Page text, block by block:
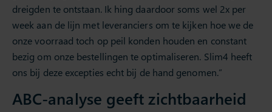
dreigden te ontstaan. Ik hing daardoor soms wel 2x per
week aan de lijn met leveranciers om te kijken hoe we de
onze voorraad toch op peil konden houden en constant
bezig om onze bestellingen te optimaliseren. Slim4 heeft
ons bij deze excepties echt bij de hand genomen.”
ABC-analyse geeft zichtbaarheid